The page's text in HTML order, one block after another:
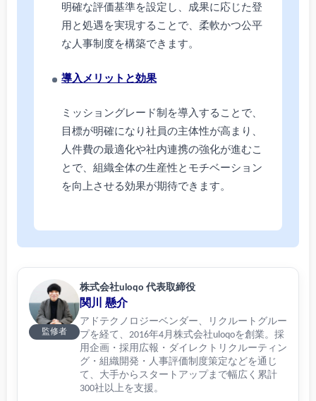
明確な評価基準を設定し、成果に応じた登
用と処遇を実現することで、柔軟かつ公平
な人事制度を構築できます。
導入メリットと効果
ミッショングレード制を導入することで、
目標が明確になり社員の主体性が高まり、
人件費の最適化や社内連携の強化が進むこ
とで、組織全体の生産性とモチベーション
を向上させる効果が期待できます。
監修者
株式会社uloqo 代表取締役
関川 懸介
アドテクノロジーベンダー、リクルートグルー
プを経て、2016年4月株式会社uloqoを創業。採
用企画・採用広報・ダイレクトリクルーティン
グ・組織開発・人事評価制度策定などを通じ
て、大手からスタートアップまで幅広く累計
300社以上を支援。